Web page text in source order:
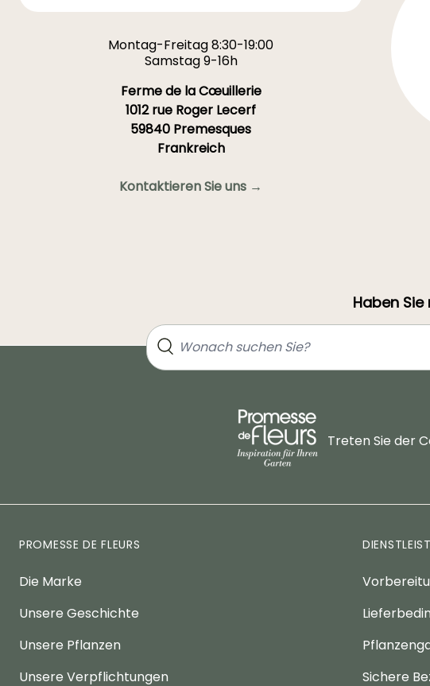
Montag-Freitag 8:30-19:00
Samstag 9-16h
Ferme de la Cœuillerie
1012 rue Roger Lecerf
59840 Premesques
Frankreich
Kontaktieren Sie uns →
Haben
Treten Sie der
PROMESSE DE FLEURS
Die Marke
Unsere Geschichte
Unsere Pflanzen
Unsere Verpflichtungen
Sichere